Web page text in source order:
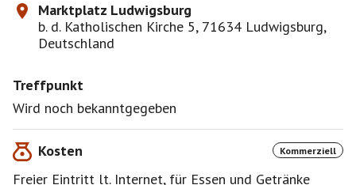
Marktplatz Ludwigsburg
b. d. Katholischen Kirche 5, 71634 Ludwigsburg,
Deutschland
Treffpunkt
Wird noch bekanntgegeben
Kosten Kommerziell
Freier Eintritt lt. Internet, für Essen und Getränke